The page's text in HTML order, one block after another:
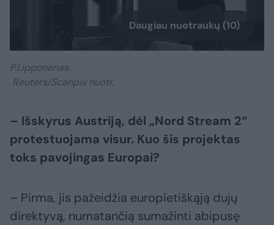
Daugiau nuotraukų (10)
P.Lipponenas.
Reuters/Scanpix nuotr.
– Išskyrus Austriją, dėl „Nord Stream​ 2“
protestuojama visur. Kuo šis projektas
toks pavojingas Europai?
– Pirma, jis pažeidžia europietiškąją dujų
direktyvą, numatančią sumažinti abipusę